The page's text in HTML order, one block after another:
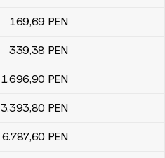
169,69 PEN
339,38 PEN
1.696,90 PEN
3.393,80 PEN
6.787,60 PEN